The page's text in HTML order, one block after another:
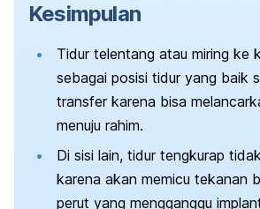
Kesimpulan
Tidur telentang atau miring ke
sebagai posisi tidur yang baik
transfer karena bisa
menuju rahim.
Di sisi lain, tidur tengkurap
karena akan memicu tekanan
perut yang mengganggu